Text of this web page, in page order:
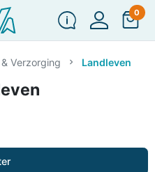
0
Verzorging Landleven